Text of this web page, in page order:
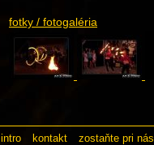
fotky / fotogaléria
intro kontakt zostaňte pri nás